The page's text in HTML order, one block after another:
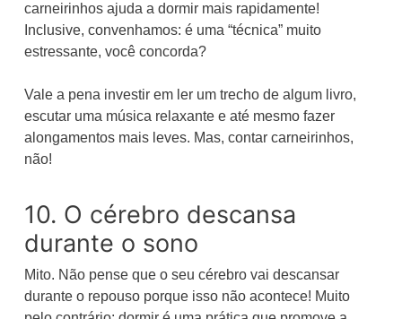
carneirinhos ajuda a dormir mais rapidamente!
Inclusive, convenhamos: é uma “técnica” muito
estressante, você concorda?
Vale a pena investir em ler um trecho de algum livro,
escutar uma música relaxante e até mesmo fazer
alongamentos mais leves. Mas, contar carneirinhos,
não!
10. O cérebro descansa
durante o sono
Mito. Não pense que o seu cérebro vai descansar
durante o repouso porque isso não acontece! Muito